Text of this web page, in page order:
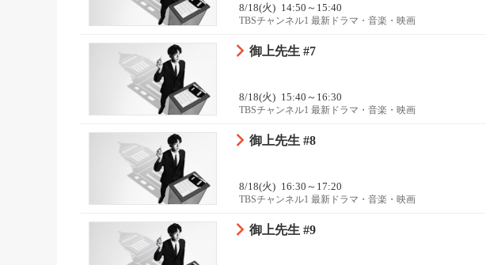
8/18(火) 14:50～15:40
TBSチャンネル1 最新ドラマ・音楽・映画
御上先生 #7
8/18(火) 15:40～16:30
TBSチャンネル1 最新ドラマ・音楽・映画
御上先生 #8
8/18(火) 16:30～17:20
TBSチャンネル1 最新ドラマ・音楽・映画
御上先生 #9